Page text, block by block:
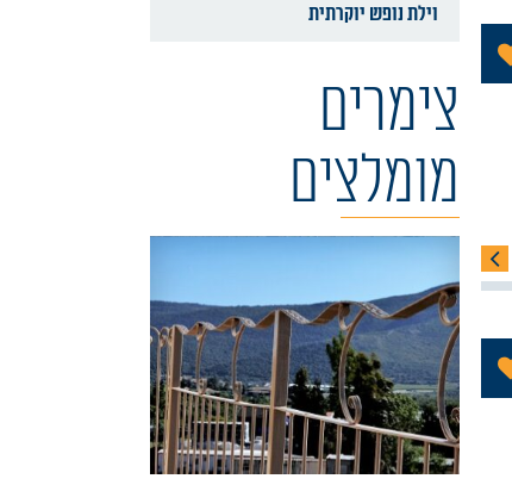
הוסף לתכניה שלי
וילת נופש יוקרתית
צימרים
מומלצים